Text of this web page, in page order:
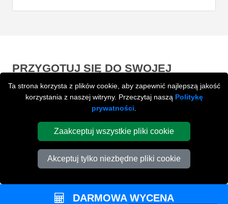
Ta strona korzysta z plików cookie, aby zapewnić najlepszą jakość
korzystania z naszej witryny. Przeczytaj naszą Politykę
prywatności
Zaakceptuj wszystkie pliki cookie
Akceptuj tylko niezbędne pliki cookie
PRZYGOTUJ SIĘ DO SWOJEJ
PRZEPROWADZKI
DARMOWA WYCENA